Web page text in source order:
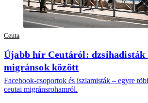
Ceuta
Újabb hír Ceutáról: dzsihadisták
migránsok között
Facebook-csoportok és iszlamisták – egyre
ceutai migránsrohamról.